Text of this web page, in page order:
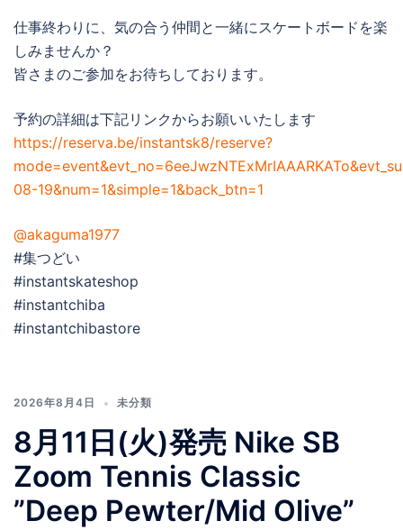
仕事終わりに、気の合う仲間と一緒にスケートボードを楽
しみませんか？
皆さまのご参加をお待ちしております。
予約の詳細は下記リンクからお願いいたします
https://reserva.be/instantsk8/reserve?
08-19&num=1&simple=1&back_btn=1
@akaguma1977
#集つどい
#instantskateshop
#instantchiba
#instantchibastore
2026年8月4日 未分類
8月11日(火)発売 Nike SB
Zoom Tennis Classic
”Deep Pewter/Mid Olive”